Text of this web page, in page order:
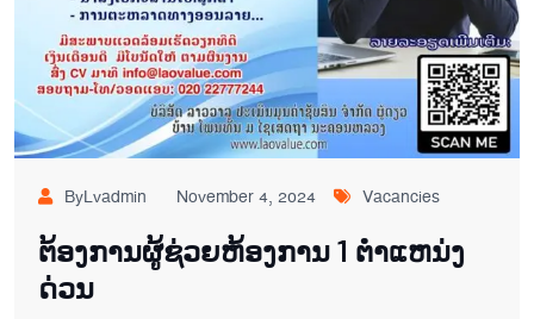
ByLvadmin November 4, 2024 Vacancies
ຕ້ອງການຜູ້ຊ່ວຍຫ້ອງການ 1 ຕຳ​ແຫນ່ງ​
ດ່ວນ